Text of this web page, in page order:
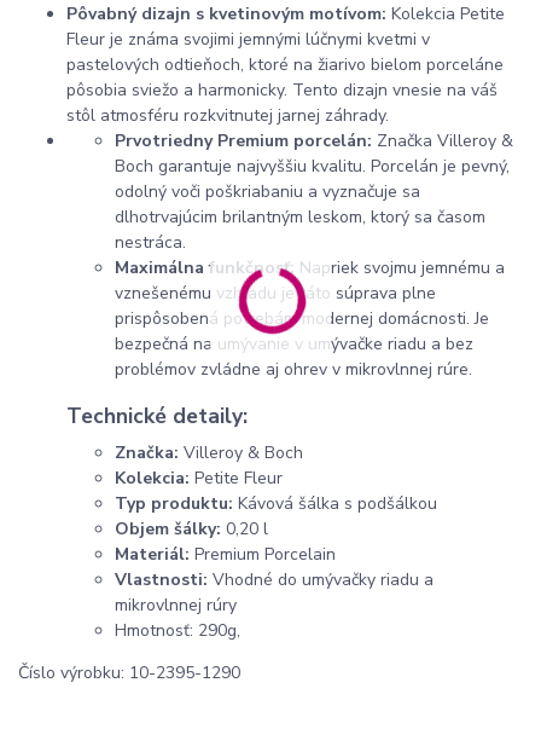
Pôvabný dizajn s kvetinovým motívom: Kolekcia Petite
Fleur je známa svojimi jemnými lúčnymi kvetmi v
pastelových odtieňoch, ktoré na žiarivo bielom porceláne
pôsobia sviežo a harmonicky. Tento dizajn vnesie na váš
stôl atmosféru rozkvitnutej jarnej záhrady.
Prvotriedny Premium porcelán: Značka Villeroy &
Boch garantuje najvyššiu kvalitu. Porcelán je pevný,
odolný voči poškriabaniu a vyznačuje sa
dlhotrvajúcim brilantným leskom, ktorý sa časom
nestráca.
Maximálna funkčnosť: Napriek svojmu jemnému a
vznešenému vzhľadu je táto súprava plne
prispôsobená potrebám modernej domácnosti. Je
bezpečná na umývanie v umývačke riadu a bez
problémov zvládne aj ohrev v mikrovlnnej rúre.
Technické detaily:
Značka: Villeroy & Boch
Kolekcia: Petite Fleur
Typ produktu: Kávová šálka s podšálkou
Objem šálky: 0,20 l
Materiál: Premium Porcelain
Vlastnosti: Vhodné do umývačky riadu a
mikrovlnnej rúry
Hmotnosť: 290g,
Číslo výrobku: 10-2395-1290